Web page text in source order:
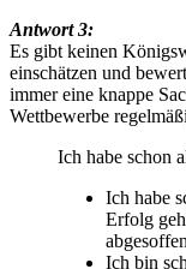
Antwort 3:
Es gibt keinen
einschätzen und
immer eine knappe
Wettbewerbe
Ich habe schon
Ich habe
Erfolg
Ich bin